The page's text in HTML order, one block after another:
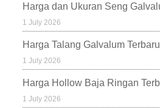
Harga dan Ukuran Seng
1 July 2026
Harga Talang Galvalum
1 July 2026
Harga Hollow Baja Ringan
1 July 2026